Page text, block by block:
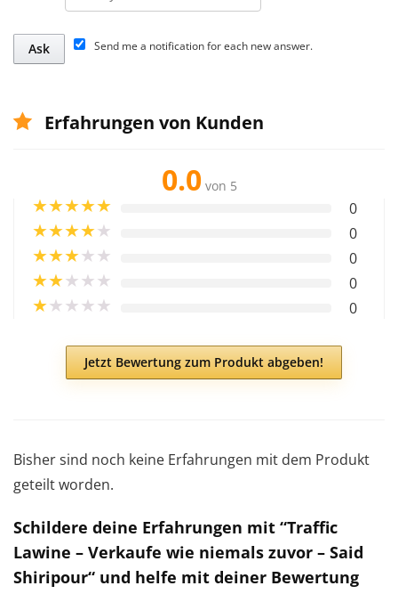
Send me a notification for each new answer.
Erfahrungen von Kunden
0.0 von 5
★★★★★ 0
★★★★★ 0
★★★★★ 0
★★★★★ 0
★★★★★ 0
Jetzt Bewertung zum Produkt abgeben!
Bisher sind noch keine Erfahrungen mit dem Produkt
geteilt worden.
Schildere deine Erfahrungen mit “Traffic
Lawine – Verkaufe wie niemals zuvor – Said
Shiripour“ und helfe mit deiner Bewertung